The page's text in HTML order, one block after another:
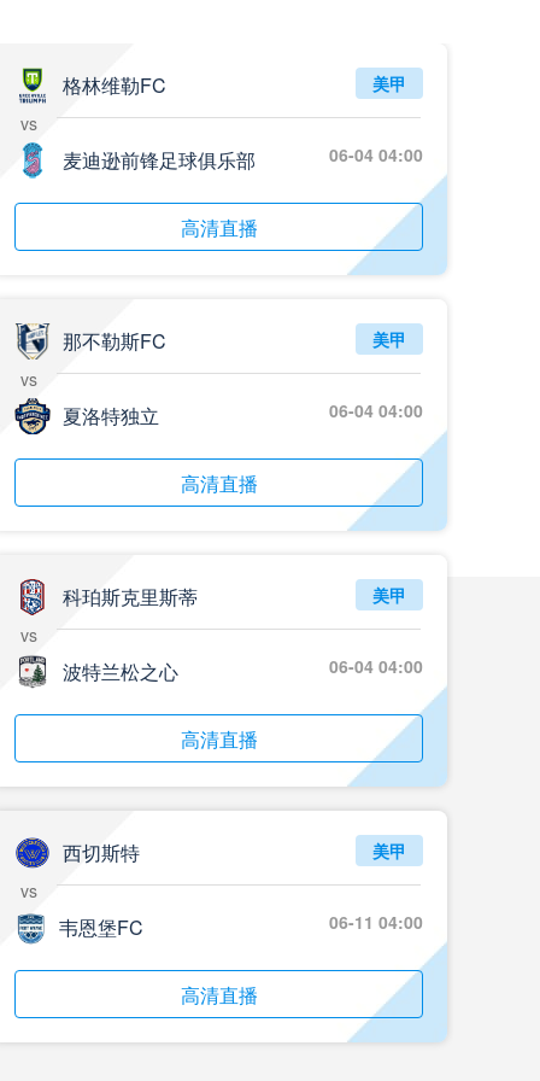
格林维勒FC
vs
麦迪逊前锋足球俱乐部
美甲
06-04 04:00
高清直播
那不勒斯FC
vs
夏洛特独立
美甲
06-04 04:00
高清直播
科珀斯克里斯蒂
vs
波特兰松之心
美甲
06-04 04:00
高清直播
西切斯特
vs
韦恩堡FC
美甲
06-11 04:00
高清直播